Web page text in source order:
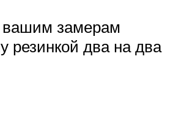
вашим замерам
резинкой два на два